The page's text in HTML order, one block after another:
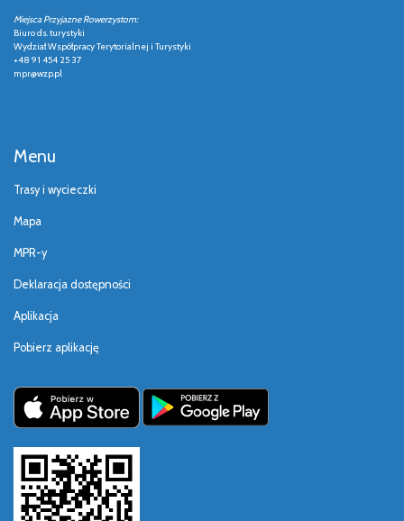
Miejsca Przyjazne Rowerzystom:
Biuro ds. turystyki
Wydział Współpracy Terytorialnej i Turystyki
+48 91 454 25 37
mpr@wzp.pl
Menu
Trasy i wycieczki
Mapa
MPR-y
Deklaracja dostępności
Aplikacja
Pobierz aplikację